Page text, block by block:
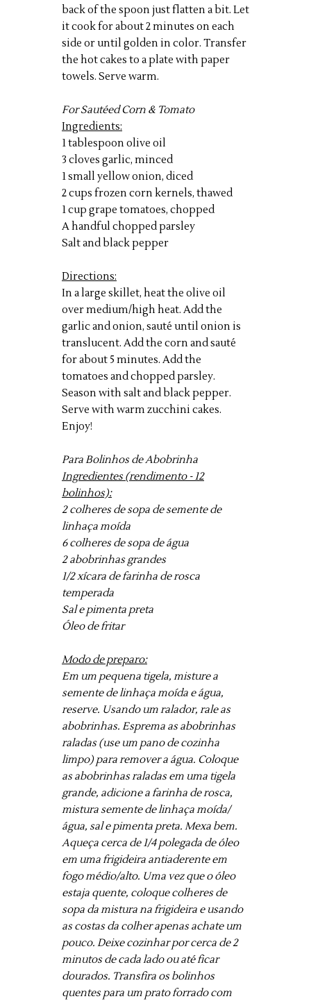
back of the spoon just flatten a bit. Let
it cook for about 2 minutes on each
side or until golden in color. Transfer
the hot cakes to a plate with paper
towels. Serve warm.
For Sautéed Corn & Tomato
Ingredients:
1 tablespoon olive oil
3 cloves garlic, minced
1 small yellow onion, diced
2 cups frozen corn kernels, thawed
1 cup grape tomatoes, chopped
A handful chopped parsley
Salt and black pepper
Directions:
In a large skillet, heat the olive oil
over medium/high heat. Add the
garlic and onion, sauté until onion is
translucent. Add the corn and sauté
for about 5 minutes. Add the
tomatoes and chopped parsley.
Season with salt and black pepper.
Serve with warm zucchini cakes.
Enjoy!
Para Bolinhos de Abobrinha
Ingredientes (rendimento - 12
bolinhos):
2 colheres de sopa de semente de
linhaça moída
6 colheres de sopa de água
2 abobrinhas grandes
1/2 xícara de farinha de rosca
temperada
Sal e pimenta preta
Óleo de fritar
Modo de preparo:
Em um pequena tigela, misture a
semente de linhaça moída e água,
reserve. Usando um ralador, rale as
abobrinhas. Esprema as abobrinhas
raladas (use um pano de cozinha
limpo) para remover a água. Coloque
as abobrinhas raladas em uma tigela
grande, adicione a farinha de rosca,
mistura semente de linhaça moída/
água, sal e pimenta preta. Mexa bem.
Aqueça cerca de 1/4 polegada de óleo
em uma frigideira antiaderente em
fogo médio/alto. Uma vez que o óleo
estaja quente, coloque colheres de
sopa da mistura na frigideira e usando
as costas da colher apenas achate um
pouco. Deixe cozinhar por cerca de 2
minutos de cada lado ou até ficar
dourados. Transfira os bolinhos
quentes para um prato forrado com